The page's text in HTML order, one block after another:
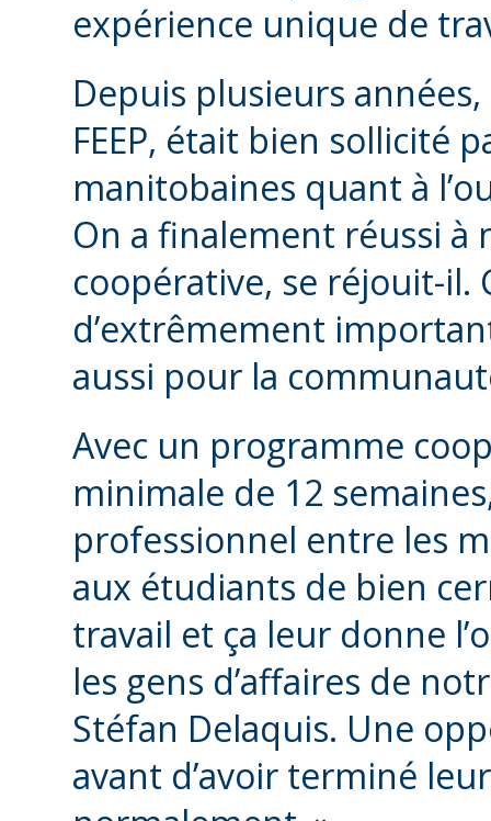
expérience unique de
Depuis plusieurs
FEEP, était bien sollicité
manitobaines quant à
On a finalement réussi
coopérative, se réjouit-il.
d’extrêmement
aussi pour la
Avec un programme
minimale de 12
professionnel entre les
aux étudiants de bien
travail et ça leur donne
les gens d’affaires de
Stéfan Delaquis. Une
avant d’avoir terminé